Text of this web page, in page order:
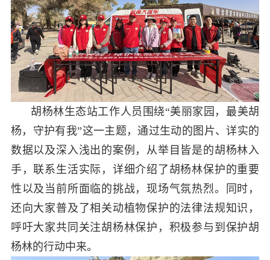
胡杨林生态站工作人员围绕“美丽家园，最美胡
杨，守护有我”这一主题，通过生动的图片、详实的
数据以及深入浅出的案例，从举目皆是的胡杨林入
手，联系生活实际，详细介绍了胡杨林保护的重要
性以及当前所面临的挑战，现场气氛热烈。同时，
还向大家普及了相关动植物保护的法律法规知识，
呼吁大家共同关注胡杨林保护，积极参与到保护胡
杨林的行动中来。